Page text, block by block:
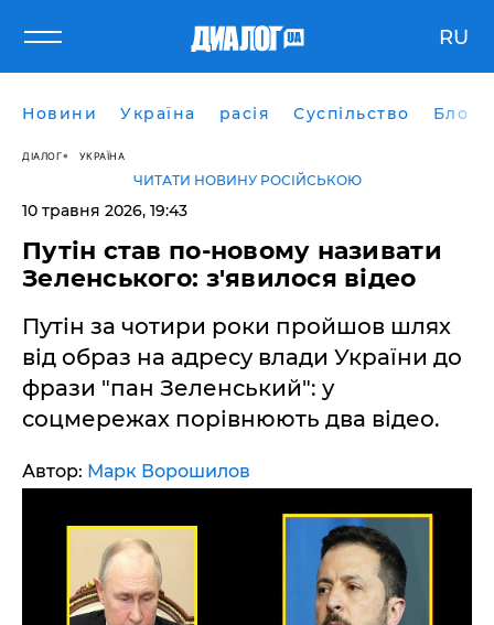
RU
Новини Україна расія Суспільство Блоги
ДІАЛОГ УКРАЇНА
ЧИТАТИ НОВИНУ РОСІЙСЬКОЮ
10 травня 2026, 19:43
​Путін став по-новому називати
Зеленського: з'явилося відео
Путін за чотири роки пройшов шлях
від образ на адресу влади України до
фрази "пан Зеленський": у
соцмережах порівнюють два відео.
Автор: Марк Ворошилов